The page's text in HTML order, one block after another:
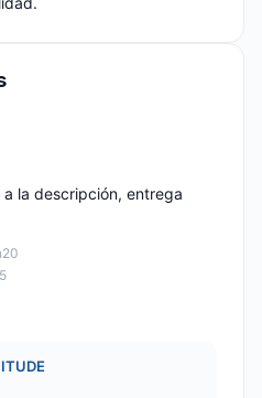
la descripción, entrega